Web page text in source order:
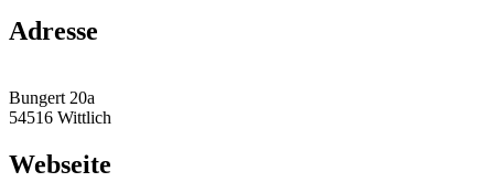
Adresse
Bungert 20a
54516 Wittlich
Webseite